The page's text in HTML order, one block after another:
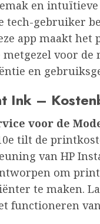
en intuïtieve
tech-gebruiker
app maakt
metgezel voor
en
Ink –
voor de
tilt de
van HP
om
te maken.
functioneren